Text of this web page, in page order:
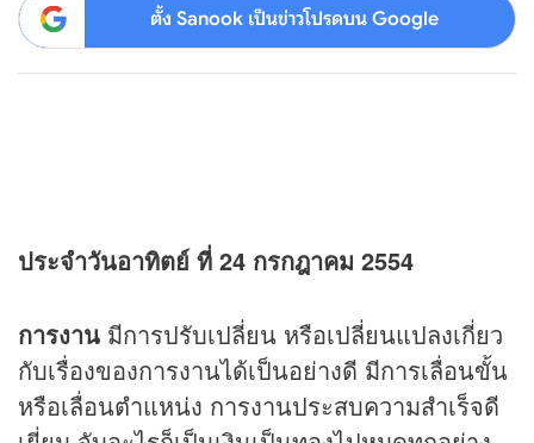
ตั้ง Sanook เป็นข่าวโปรดบน Google
ประจำวันอาทิตย์ ที่ 24 กรกฎาคม 2554
การงาน มีการปรับเปลี่ยน หรือเปลี่ยนแปลงเกี่ยว
กับเรื่องของการงานได้เป็นอย่างดี มีการเลื่อนขั้น
หรือเลื่อนตำแหน่ง การงานประสบความสำเร็จดี